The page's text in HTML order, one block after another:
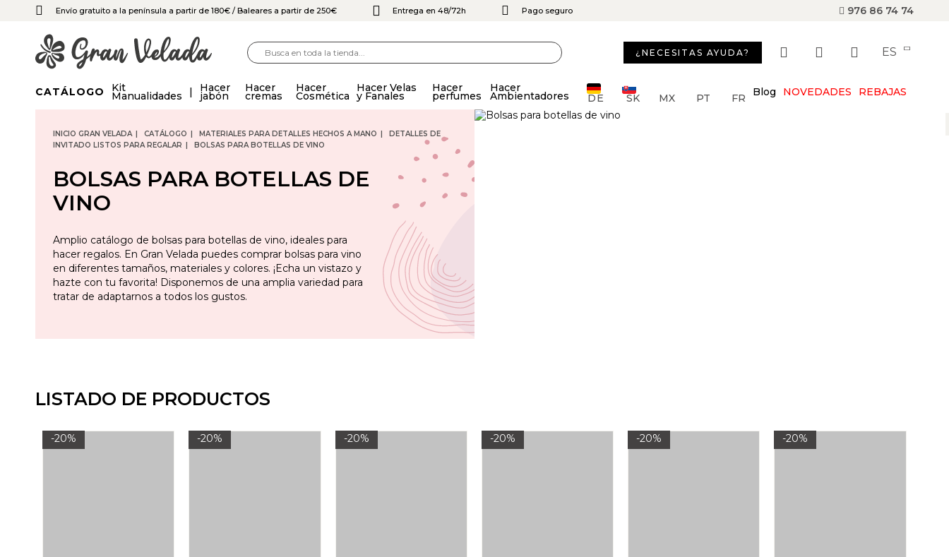
Envío gratuito a la península a partir de 180€ / Baleares a partir de 250€ Entrega en 48/72h Pago seguro 976 86 74 74
¿NECESITAS AYUDA? ES
CATÁLOGO Kit
Manualidades
Hacer
jabón
Hacer
cremas
Hacer
Cosmética
Hacer Velas
y Fanales
Hacer
perfumes
Hacer
Ambientadores DE SK MX PT FR Blog NOVEDADES REBAJAS
INICIO GRAN VELADA CATÁLOGO MATERIALES PARA DETALLES HECHOS A MANO
DETALLES DE
INVITADO LISTOS PARA REGALAR
BOLSAS PARA BOTELLAS DE VINO
BOLSAS PARA BOTELLAS DE
VINO
Amplio catálogo de bolsas para botellas de vino, ideales para
hacer regalos. En Gran Velada puedes comprar bolsas para vino
en diferentes tamaños, materiales y colores. ¡Echa un vistazo y
hazte con tu favorita! Disponemos de una amplia variedad para
tratar de adaptarnos a todos los gustos.
LISTADO DE PRODUCTOS
-20% -20% -20% -20% -20% -20%